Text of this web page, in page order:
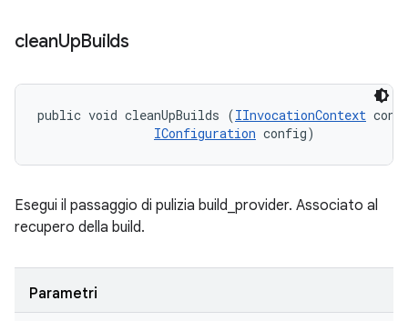
cleanUpBuilds
public void cleanUpBuilds (IInvocationContext
IConfiguration config)
Esegui il passaggio di pulizia build_provider. Associato al
recupero della build.
Parametri